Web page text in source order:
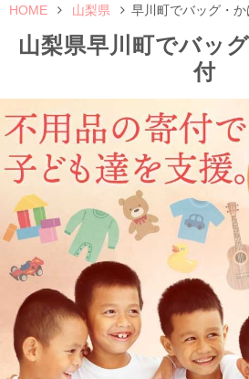
HOME 山梨県 早川町でバッグ・
山梨県早川町でバッ
付